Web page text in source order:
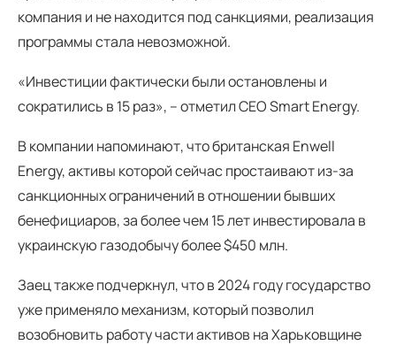
компания и не находится под санкциями, реализация
программы стала невозможной.
«Инвестиции фактически были остановлены и
сократились в 15 раз», – отметил CEO Smart Energy.
В компании напоминают, что британская Enwell
Energy, активы которой сейчас простаивают из-за
санкционных ограничений в отношении бывших
бенефициаров, за более чем 15 лет инвестировала в
украинскую газодобычу более $450 млн.
Заец также подчеркнул, что в 2024 году государство
уже применяло механизм, который позволил
возобновить работу части активов на Харьковщине